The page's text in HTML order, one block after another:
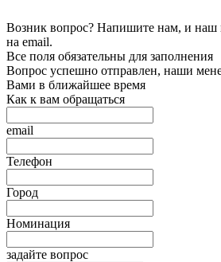
Возник вопрос? Напишите нам, и наш
на email.
Все поля обязательны для заполнения
Вопрос успешно отправлен, наши
Вами в ближайшее время
Как к вам обращаться
email
Телефон
Город
Номинация
задайте вопрос